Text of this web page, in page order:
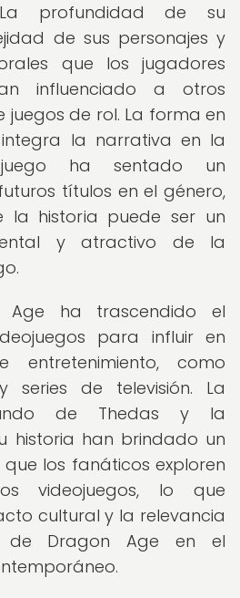
La profundidad de su
de sus personajes y
que los jugadores
influenciado a otros
de rol. La forma en
la narrativa en la
ha sentado un
títulos en el género,
la historia puede ser un
y atractivo de la
Age ha trascendido el
para influir en
entretenimiento, como
series de televisión. La
de Thedas y la
historia han brindado un
los fanáticos exploren
videojuegos, lo que
cultural y la relevancia
Dragon Age en el